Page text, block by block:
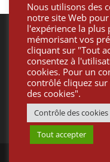
Nous utilisons des
notre site Web
l'expérience la plus
mémorisant vos
cliquant sur "Tout
consentez à
cookies. Pour un
contrôlé cliquez
des cookies".
Contrôle des cookies
Tout accepter